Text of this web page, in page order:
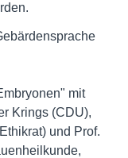
mit
Krings (CDU),
und Prof.